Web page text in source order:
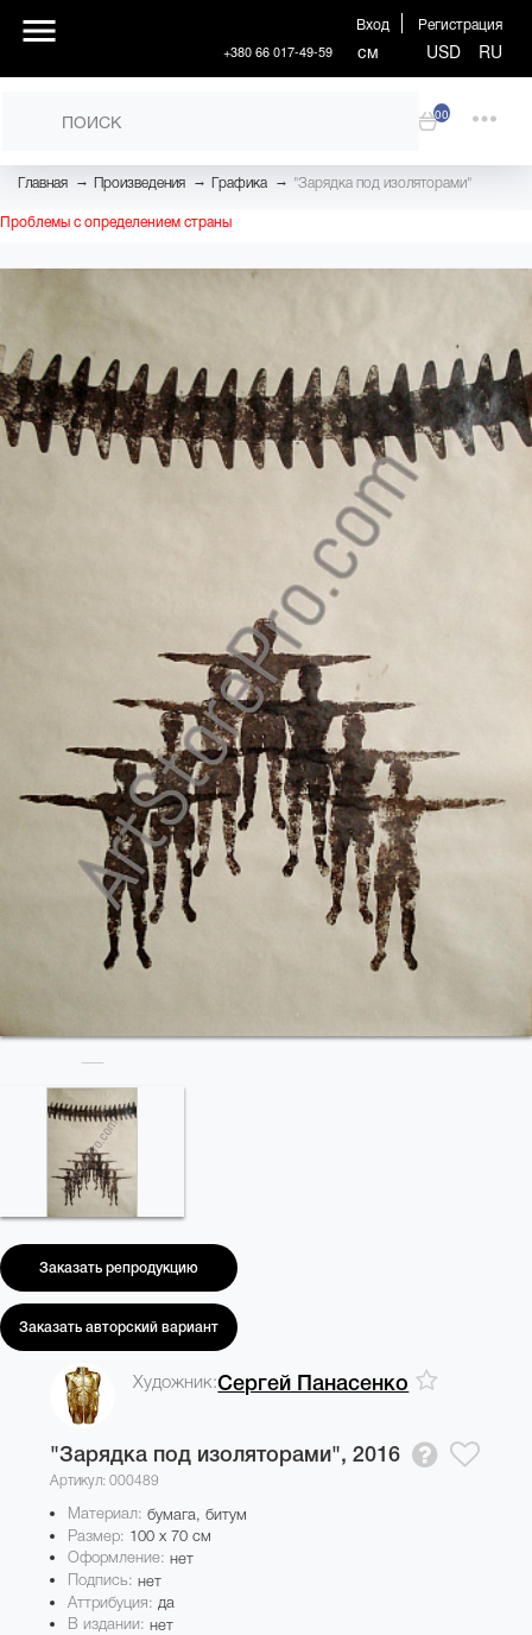
Вход Регистрация
+380 66 017-49-59 см USD RU
00
Главная → Произведения → Графика → "Зарядка под изоляторами"
Проблемы с определением страны
Заказать репродукцию
Заказать авторский вариант
Художник:Сергей Панасенко
"Зарядка под изоляторами", 2016
Артикул: 000489
Материал: бумага, битум
Размер: 100 x 70 см
Оформление:нет
Подпись:нет
Аттрибуция: да
В издании:нет